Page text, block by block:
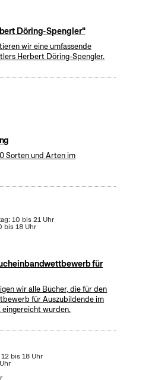
Döring-Spengler"
wir eine umfassende
Herbert Döring-Spengler.
Sorten und Arten im
10 bis 21 Uhr
bis 18 Uhr
für
wir alle Bücher, die für den
für Auszubildende im
wurden.
bis 18 Uhr